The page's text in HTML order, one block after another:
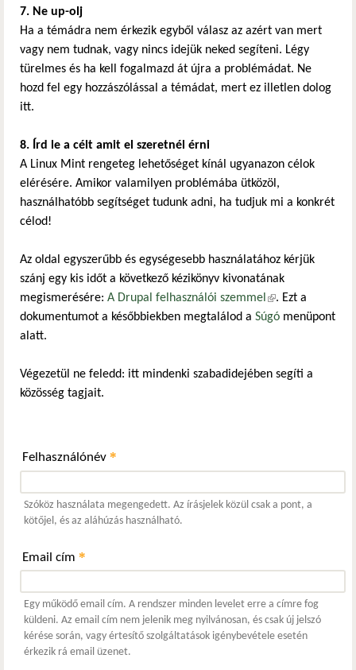
7. Ne up-olj
Ha a témádra nem érkezik egyből válasz az azért van mert
vagy nem tudnak, vagy nincs idejük neked segíteni. Légy
türelmes és ha kell fogalmazd át újra a problémádat. Ne
hozd fel egy hozzászólással a témádat, mert ez illetlen dolog
itt.
8. Írd le a célt amit el szeretnél érni
A Linux Mint rengeteg lehetőséget kínál ugyanazon célok
elérésére. Amikor valamilyen problémába ütközöl,
használhatóbb segítséget tudunk adni, ha tudjuk mi a konkrét
célod!
Az oldal egyszerűbb és egységesebb használatához kérjük
szánj egy kis időt a következő kézikönyv kivonatának
megismerésére: A Drupal felhasználói szemmel (külső hivatkozás)
. Ezt a
dokumentumot a későbbiekben megtalálod a Súgó menüpont
alatt.
Végezetül ne feledd: itt mindenki szabadidejében segíti a
közösség tagjait.
Felhasználónév *
Szóköz használata megengedett. Az írásjelek közül csak a pont, a
kötőjel, és az aláhúzás használható.
Email cím *
Egy működő email cím. A rendszer minden levelet erre a címre fog
küldeni. Az email cím nem jelenik meg nyilvánosan, és csak új jelszó
kérése során, vagy értesítő szolgáltatások igénybevétele esetén
érkezik rá email üzenet.